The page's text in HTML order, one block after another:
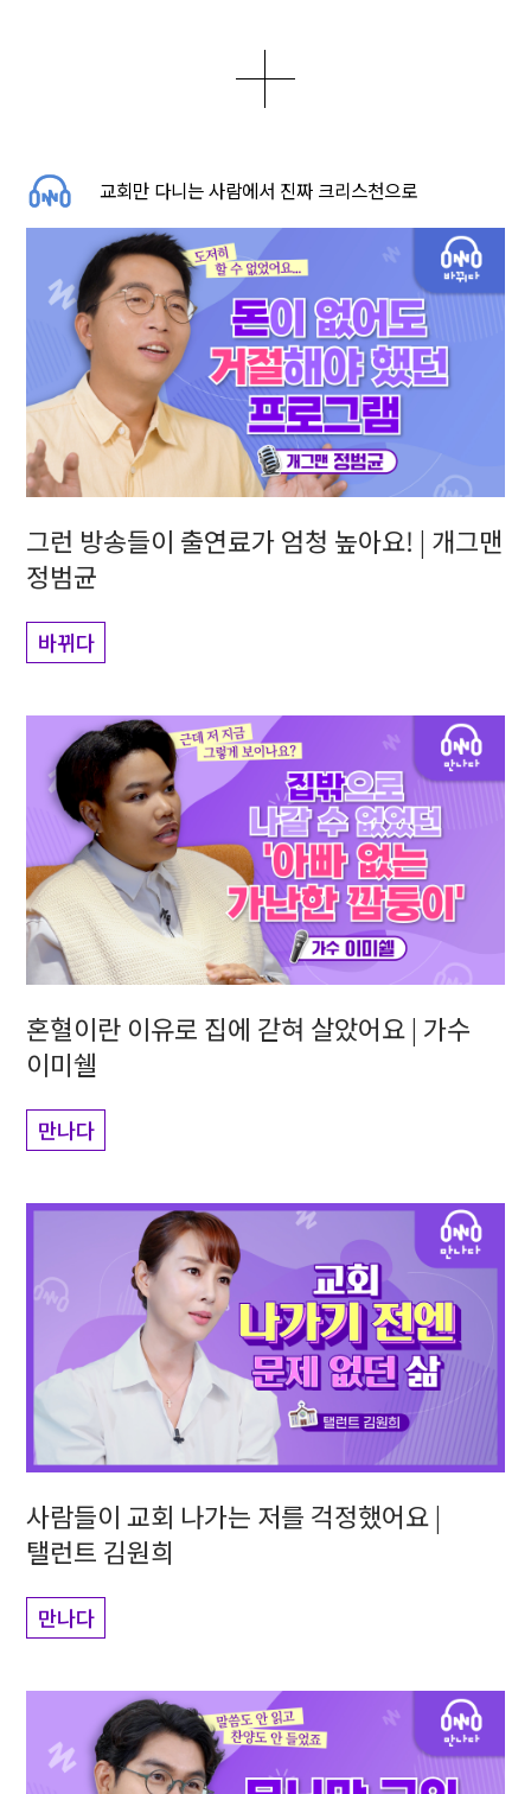
교회만 다니는 사람에서 진짜 크리스천으로
그런 방송들이 출연료가 엄청 높아요! | 개그맨
정범균
바뀌다
혼혈이란 이유로 집에 갇혀 살았어요 | 가수
이미쉘
만나다
사람들이 교회 나가는 저를 걱정했어요 |
탤런트 김원희
만나다